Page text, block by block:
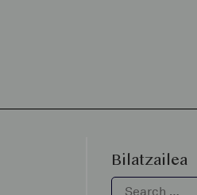
Bilatzailea